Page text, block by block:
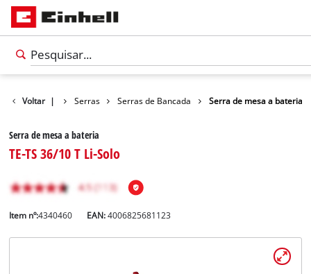
Voltar |
Bricolagem Serras Serras de Bancada Serra de mesa a bateria
Serra de mesa a bateria
TE-TS 36/10 T Li-Solo
Item nº:4340460 EAN:4006825681123